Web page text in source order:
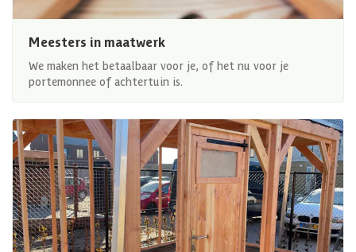
Meesters in maatwerk
We maken het betaalbaar voor je, of het nu voor je
portemonnee of achtertuin is.